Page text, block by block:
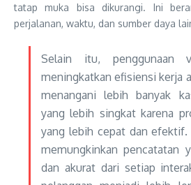
tatap muka bisa dikurangi. Ini
perjalanan, waktu, dan sumber daya
Selain itu, penggunaan
meningkatkan efisiensi kerja
menangani lebih banyak
yang lebih singkat karena
yang lebih cepat dan
memungkinkan pencatatan
dan akurat dari setiap